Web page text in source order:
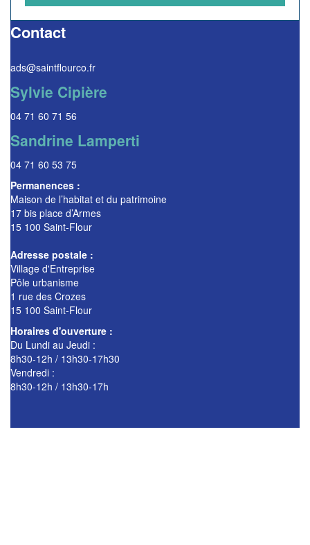
Contact
ads@saintflourco.fr
Sylvie Cipière
04 71 60 71 56
Sandrine Lamperti
04 71 60 53 75
Permanences :
Maison de l’habitat et du patrimoine
17 bis place d’Armes
15 100 Saint-Flour
Adresse postale :
Village d'Entreprise
Pôle urbanisme
1 rue des Crozes
15 100 Saint-Flour
Horaires d'ouverture :
Du Lundi au Jeudi :
8h30-12h / 13h30-17h30
Vendredi :
8h30-12h / 13h30-17h